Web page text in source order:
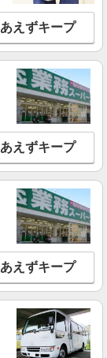
えずキープ
えずキープ
えずキープ